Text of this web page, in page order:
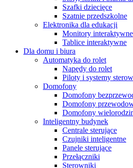
Szafki dziecięce
Szatnie przedszkolne
Elektronika dla edukacji
Monitory interaktywne
Tablice interaktywne
Dla domu i biura
Automatyka do rolet
Napędy do rolet
Piloty i systemy
Domofony
Domofony
Domofony
Domofony
Inteligentny budynek
Centrale sterujące
Czujniki inteligentne
Panele sterujące
Przełączniki
Sterowniki